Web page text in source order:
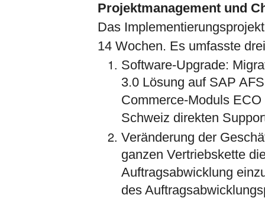
Projektmanagement und
Das
14 Wochen. Es umfasste
Software-Upgrade:
3.0 Lösung auf SAP
Commerce-Moduls
Schweiz direkten
Veränderung der
ganzen Vertriebskette
Auftragsabwicklung
des